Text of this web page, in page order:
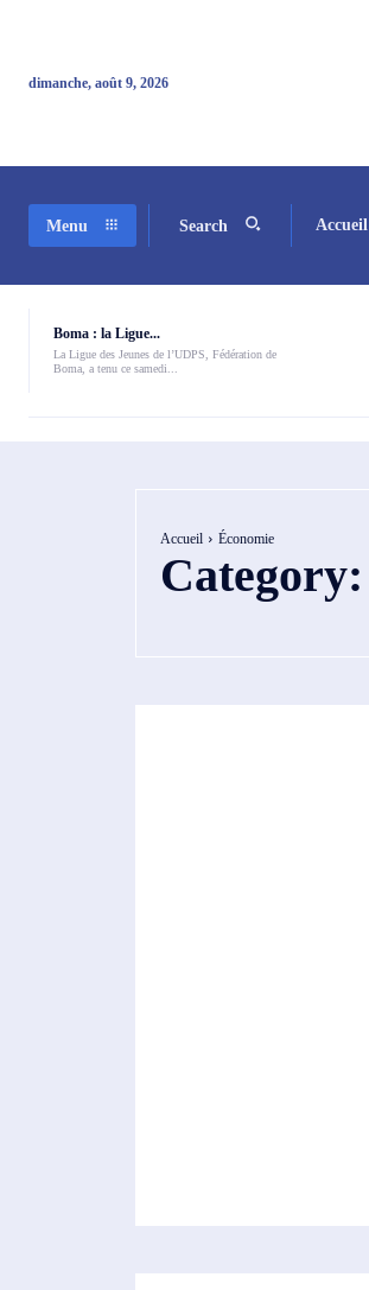
dimanche, août 9, 2026
Menu Search Accueil
Boma : la Ligue...
La Ligue des Jeunes de l’UDPS, Fédération de
Boma, a tenu ce samedi...
Accueil Économie
Category: